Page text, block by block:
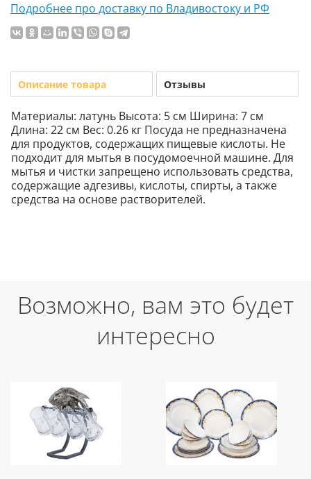
Подробнее про доставку по Владивостоку и РФ
Описание товара Отзывы
Материалы: латунь Высота: 5 см Ширина: 7 см
Длина: 22 см Вес: 0.26 кг Посуда не предназначена
для продуктов, содержащих пищевые кислоты. Не
подходит для мытья в посудомоечной машине. Для
мытья и чистки запрещено использовать средства,
содержащие адгезивы, кислоты, спирты, а также
средства на основе растворителей.
Возможно, вам это будет
интересно